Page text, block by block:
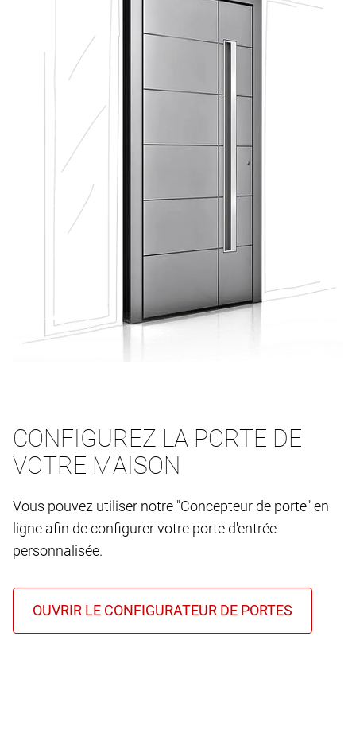
CONFIGUREZ LA PORTE DE
VOTRE MAISON
Vous pouvez utiliser notre "Concepteur de porte" en
ligne afin de configurer votre porte d'entrée
personnalisée.